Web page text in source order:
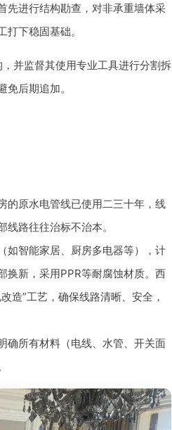
先进行结构勘查，对非承重墙体采
下稳固基础。
并监督其使用专业工具进行分割拆
后期追加。
的原水电管线已使用二三十年，线
路往往治标不治本。
如智能家居、厨房多电器等），计
换新，采用PPR等耐腐蚀材质。西
造”工艺，确保线路清晰、安全，
确所有材料（电线、水管、开关面